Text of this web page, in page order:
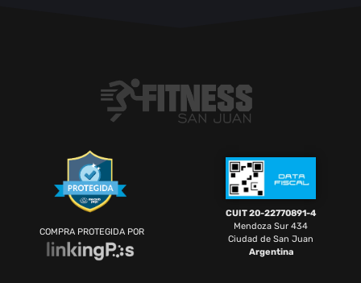
COMPRA PROTEGIDA POR
CUIT 20-22770891-4
Mendoza Sur 434
Ciudad de San Juan
Argentina